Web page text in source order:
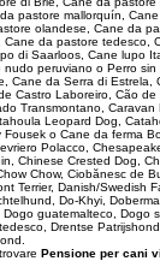
pastore mallorquín,
olandese, Cane da
Cane da pastore tedesco,
di Saarloos, Cane lupo
nudo peruviano o Perro
Cane da Serra di Estrela,
Castro Laboreiro, Cão
Transmontano, Caravan
Leopard Dog,
Fousek o Cane da ferma
Polacco,
Chinese Crested Dog,
Chow, Ciobănesc de
Terrier, Danish/Swedish
Do-Khyi,
guatemalteco, Dogo
Drentse
Pensione per cani